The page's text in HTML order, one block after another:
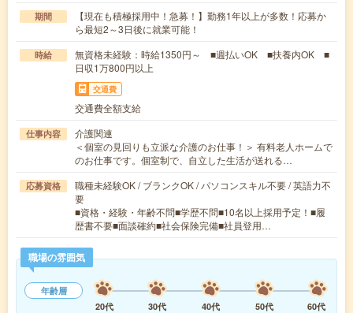
期間
【現在も積極採用中！急募！】勤務1年以上が多数！応募か
ら最短2～3日後に就業可能！
時給
無資格未経験：時給1350円～ ■週払いOK ■扶養内OK ■
日収1万800円以上
交通費
交通費全額支給
仕事内容
介護関連
＜個室の見回りも立派な介護のお仕事！＞ 有料老人ホームで
のお仕事です。個室制で、自立した生活が送れる…
応募資格
職種未経験OK / ブランクOK / パソコンスキル不要 / 英語力不
要
■資格・経験・年齢不問■学歴不問■10名以上採用予定！■履
歴書不要■面談確約■社会保険完備■社員登用…
職場の雰囲気
年齢層
20代
30代 40代 50代
60代